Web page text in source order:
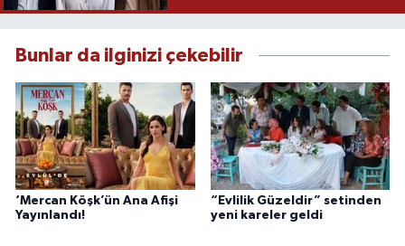
Bunlar da ilginizi çekebilir
‘Mercan Köşk’ün Ana Afişi
Yayınlandı!
“Evlilik Güzeldir” setinden
yeni kareler geldi